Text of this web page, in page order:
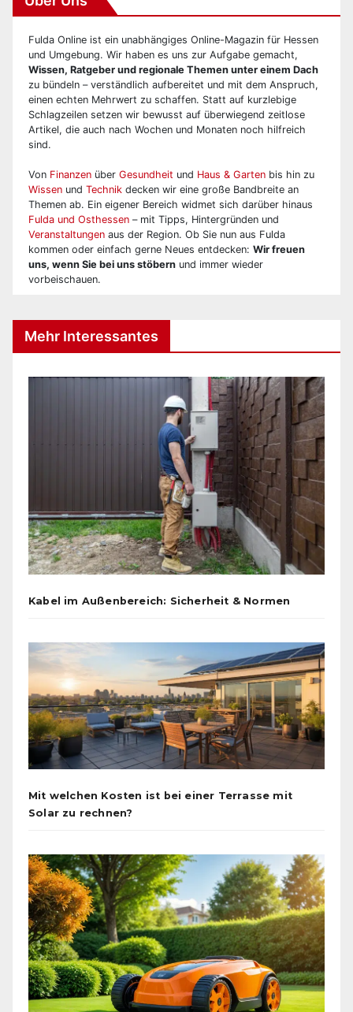
Fulda Online ist ein unabhängiges Online-Magazin für Hessen
und Umgebung. Wir haben es uns zur Aufgabe gemacht,
Wissen, Ratgeber und regionale Themen unter einem Dach
zu bündeln – verständlich aufbereitet und mit dem Anspruch,
einen echten Mehrwert zu schaffen. Statt auf kurzlebige
Schlagzeilen setzen wir bewusst auf überwiegend zeitlose
Artikel, die auch nach Wochen und Monaten noch hilfreich
sind.
Von Finanzen über Gesundheit und Haus & Garten bis hin zu
Wissen und Technik decken wir eine große Bandbreite an
Themen ab. Ein eigener Bereich widmet sich darüber hinaus
Fulda und Osthessen – mit Tipps, Hintergründen und
Veranstaltungen aus der Region. Ob Sie nun aus Fulda
kommen oder einfach gerne Neues entdecken: Wir freuen
uns, wenn Sie bei uns stöbern und immer wieder
vorbeischauen.
Mehr Interessantes
Kabel im Außenbereich: Sicherheit & Normen
Mit welchen Kosten ist bei einer Terrasse mit
Solar zu rechnen?